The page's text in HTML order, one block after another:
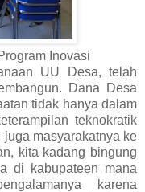
Inovasi
UU Desa, telah
Dana Desa
tidak hanya dalam
teknokratik
masyarakatnya ke
kita kadang bingung
di kabupateen mana
karena